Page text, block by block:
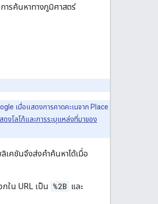
ารค้นหาทางภูมิศาสตร์
เมื่อแสดงการคาดคะเนจาก Place
ดงโลโก้และการระบุแหล่งที่มาของ
เคชันจึงส่งคำค้นหาได้เมื่อ
ใน URL เป็น %2B และ